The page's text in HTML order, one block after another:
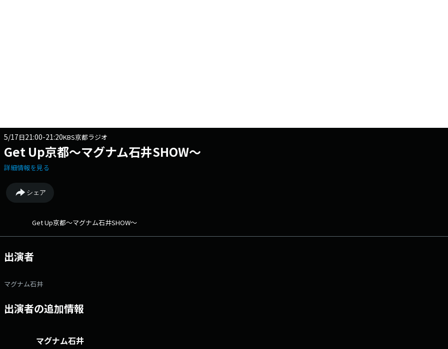
5/17日21:00-21:20KBS京都ラジオ
Get Up京都～マグナム石井SHOW～
詳細情報を見る
シェア
Get Up京都～マグナム石井SHOW～
出演者
マグナム石井
出演者の追加情報
マグナム石井